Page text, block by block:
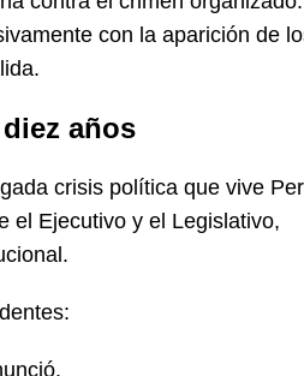
con la aparición de
años
crisis política que vive
el Ejecutivo y el Legislativo,